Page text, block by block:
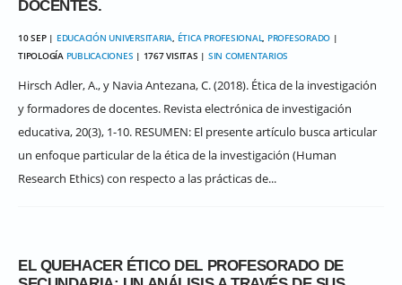
DOCENTES.
10 SEP | EDUCACIÓN UNIVERSITARIA, ÉTICA PROFESIONAL, PROFESORADO |
TIPOLOGÍA PUBLICACIONES | 1767 VISITAS | SIN COMENTARIOS
Hirsch Adler, A., y Navia Antezana, C. (2018). Ética de la investigación
y formadores de docentes. Revista electrónica de investigación
educativa, 20(3), 1-10. RESUMEN: El presente artículo busca articular
un enfoque particular de la ética de la investigación (Human
Research Ethics) con respecto a las prácticas de...
EL QUEHACER ÉTICO DEL PROFESORADO DE